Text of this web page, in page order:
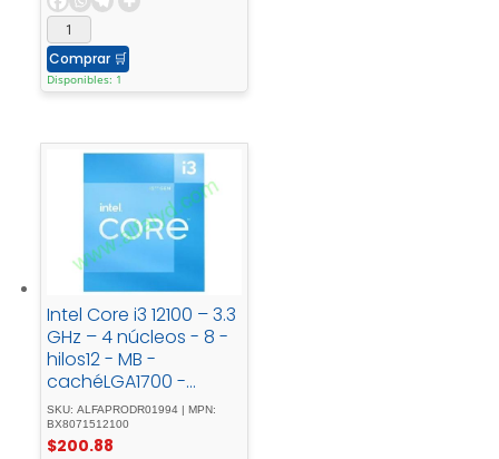
Comprar 🛒
Disponibles: 1
Intel Core i3 12100 – 3.3
GHz – 4 núcleos - 8 -
hilos12 - MB -
cachéLGA1700 -
SocketCaja
SKU: ALFAPRODR01994 | MPN:
BX8071512100
$200.88